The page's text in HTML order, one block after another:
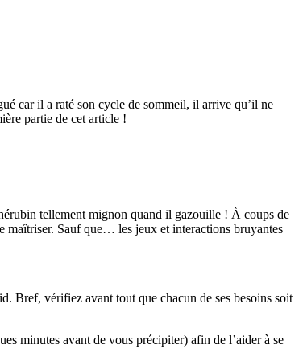
car il a raté son cycle de sommeil, il arrive qu’il ne
partie de cet article !
tellement mignon quand il gazouille ! À coups de
maîtriser. Sauf que… les jeux et interactions bruyantes
Bref, vérifiez avant tout que chacun de ses besoins soit
minutes avant de vous précipiter) afin de l’aider à se